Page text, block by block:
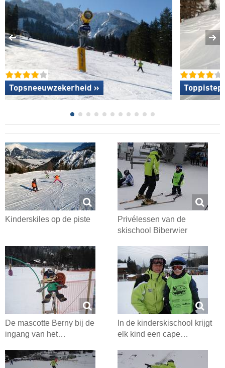
Topsneeuwzekerheid »
Kinderskiles op de piste
Privélessen van de
skischool Biberwier
De mascotte Berny bij de
ingang van het…
In de kinderskischool krijgt
elk kind een cape…